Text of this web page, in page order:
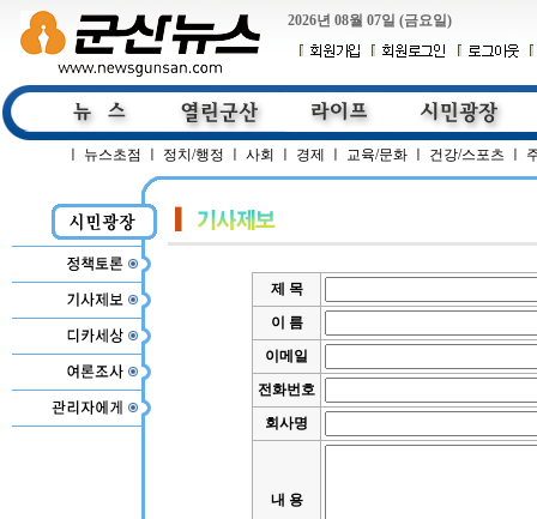
2026년 08월 07일 (금요일)
뉴스초점 정치/행정 사회 경제 교육/문화 건강/스포츠
제 목
이 름
이메일
전화번호
회사명
내 용